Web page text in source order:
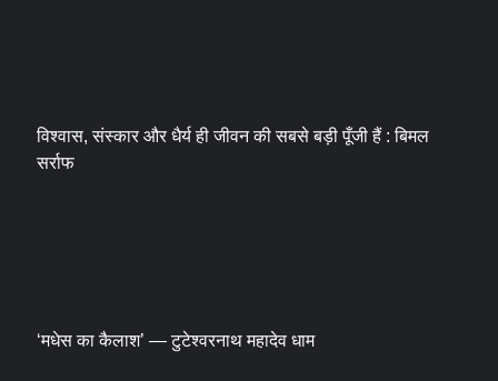
विश्वास, संस्कार और धैर्य ही जीवन की सबसे बड़ी पूँजी हैं : बिमल
सर्राफ
‘मधेस का कैलाश’ — टुटेश्वरनाथ महादेव धाम